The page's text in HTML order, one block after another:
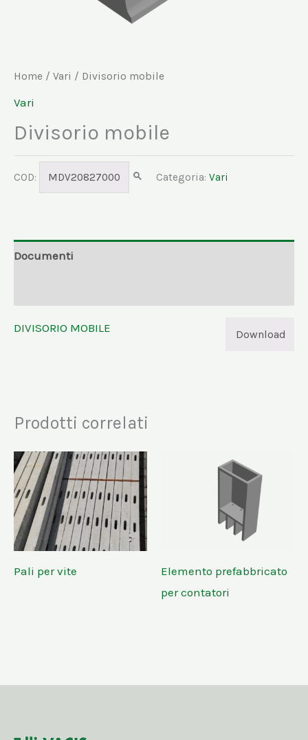
Home / Vari / Divisorio mobile
Vari
Divisorio mobile
COD: MDV20827000 Categoria: Vari
Documenti
DIVISORIO MOBILE Download
Prodotti correlati
Pali per vite
Elemento prefabbricato
per contatori